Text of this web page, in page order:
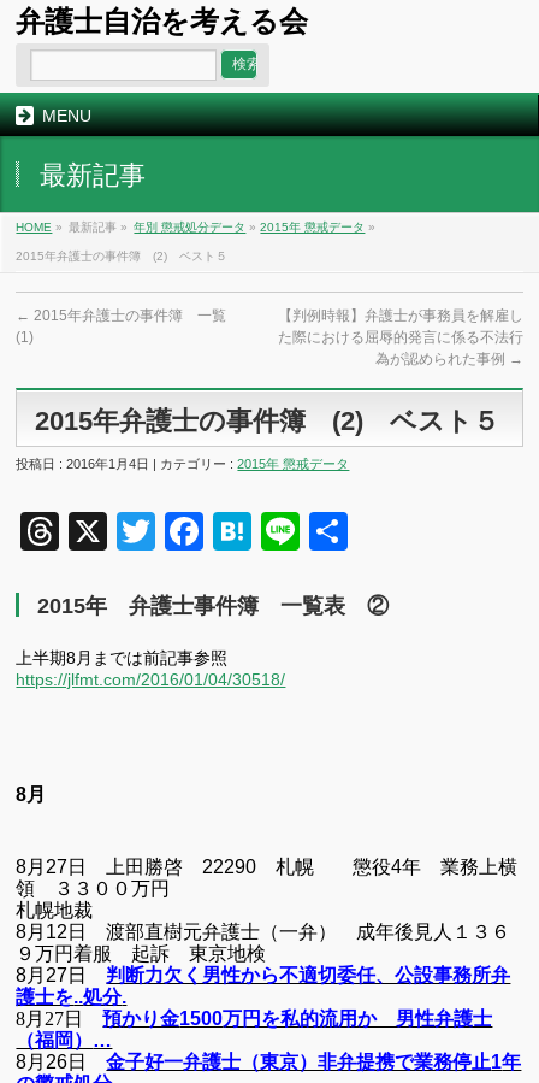
弁護士自治を考える会
MENU
最新記事
HOME » 最新記事 » 年別 懲戒処分データ »2015年 懲戒データ »
2015年弁護士の事件簿 (2) ベスト５
← 2015年弁護士の事件簿 一覧
(1)
【判例時報】弁護士が事務員を解雇し
た際における屈辱的発言に係る不法行
為が認められた事例 →
2015年弁護士の事件簿 (2) ベスト５
投稿日 : 2016年1月4日 | カテゴリー :2015年 懲戒データ
Threads
X TwitterFacebook
Hatena
Line
2015年 弁護士事件簿 一覧表 ②
上半期8月までは前記事参照
https://jlfmt.com/2016/01/04/30518/
8月
8月27日 上田勝啓 22290 札幌 懲役4年 業務上横
領 ３３００万円
札幌地裁
8月12日 渡部直樹元弁護士（一弁） 成年後見人１３６
９万円着服 起訴 東京地検
8月27日 判断力欠く男性から不適切委任、公設事務所弁
護士を..処分.
8月27日預かり金1500万円を私的流用か 男性弁護士
（福岡） …
8月26日金子好一弁護士（東京）非弁提携で業務停止1年